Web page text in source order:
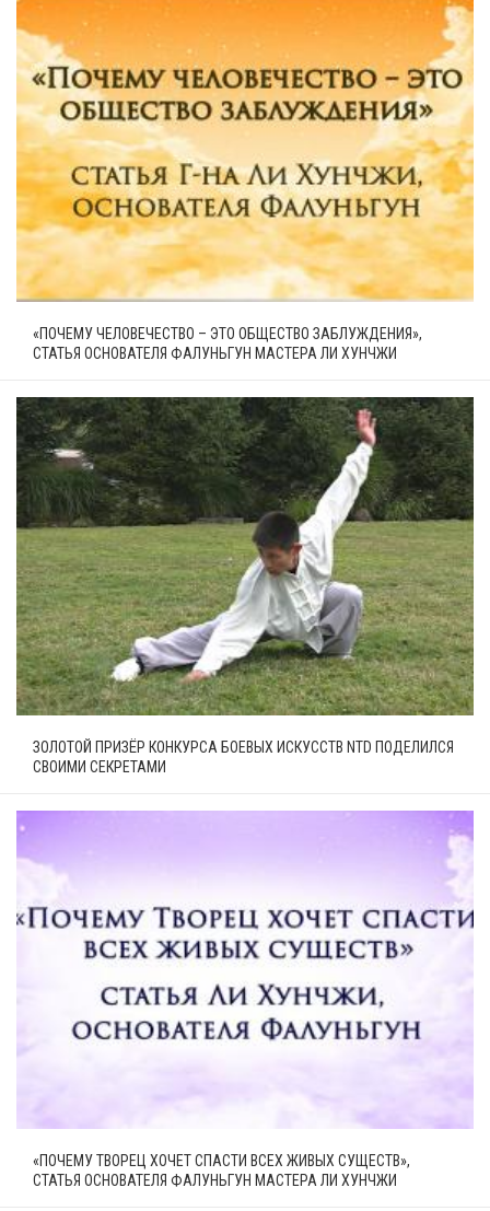
«ПОЧЕМУ ЧЕЛОВЕЧЕСТВО – ЭТО ОБЩЕСТВО ЗАБЛУЖДЕНИЯ»,
СТАТЬЯ ОСНОВАТЕЛЯ ФАЛУНЬГУН МАСТЕРА ЛИ ХУНЧЖИ
ЗОЛОТОЙ ПРИЗЁР КОНКУРСА БОЕВЫХ ИСКУССТВ NTD ПОДЕЛИЛСЯ
СВОИМИ СЕКРЕТАМИ
«ПОЧЕМУ ТВОРЕЦ ХОЧЕТ СПАСТИ ВСЕХ ЖИВЫХ СУЩЕСТВ»,
СТАТЬЯ ОСНОВАТЕЛЯ ФАЛУНЬГУН МАСТЕРА ЛИ ХУНЧЖИ